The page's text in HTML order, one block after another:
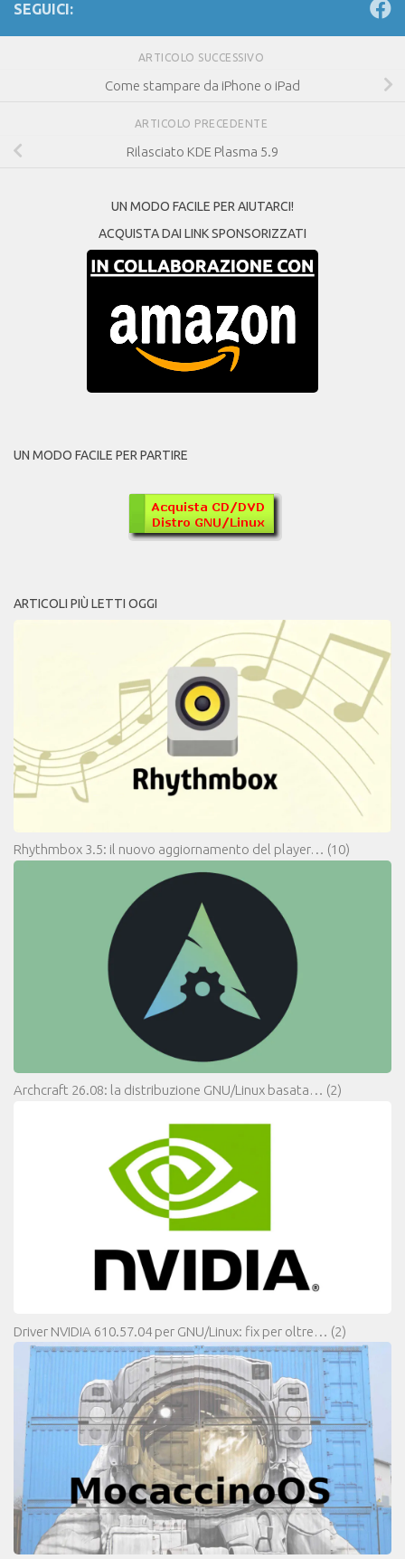
SEGUICI:
ARTICOLO SUCCESSIVO
Come stampare da iPhone o iPad
ARTICOLO PRECEDENTE
Rilasciato KDE Plasma 5.9
UN MODO FACILE PER AIUTARCI!
ACQUISTA DAI LINK SPONSORIZZATI
UN MODO FACILE PER PARTIRE
ARTICOLI PIÙ LETTI OGGI
Rhythmbox 3.5: il nuovo aggiornamento del player… (10)
Archcraft 26.08: la distribuzione GNU/Linux basata… (2)
Driver NVIDIA 610.57.04 per GNU/Linux: fix per oltre… (2)